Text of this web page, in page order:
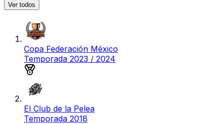
Ver todos
Copa Federación México
Temporada 2023 / 2024
El Club de la Pelea
Temporada 2018